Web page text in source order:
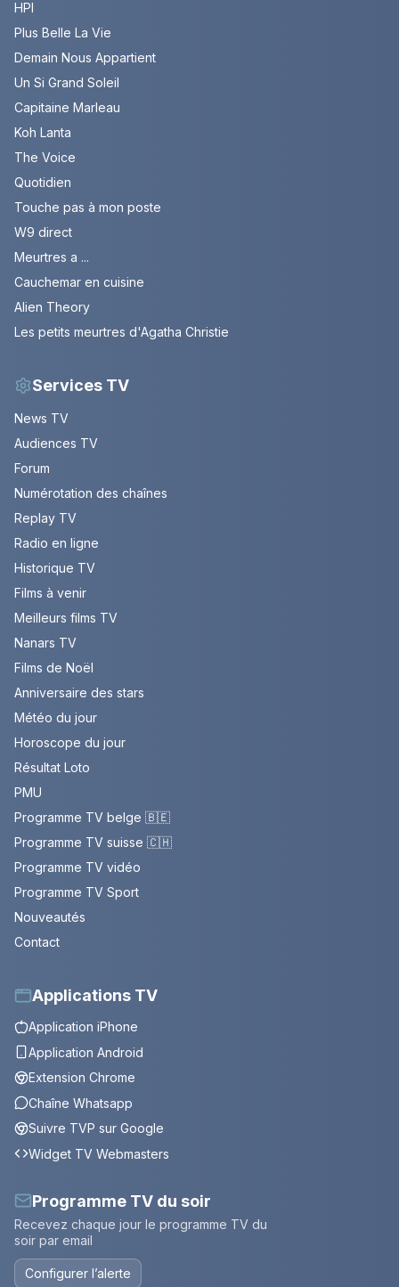
HPI
Plus Belle La Vie
Demain Nous Appartient
Un Si Grand Soleil
Capitaine Marleau
Koh Lanta
The Voice
Quotidien
Touche pas à mon poste
W9 direct
Meurtres a ...
Cauchemar en cuisine
Alien Theory
Les petits meurtres d'Agatha Christie
Services TV
News TV
Audiences TV
Forum
Numérotation des chaînes
Replay TV
Radio en ligne
Historique TV
Films à venir
Meilleurs films TV
Nanars TV
Films de Noël
Anniversaire des stars
Météo du jour
Horoscope du jour
Résultat Loto
PMU
Programme TV belge 🇧🇪
Programme TV suisse 🇨🇭
Programme TV vidéo
Programme TV Sport
Nouveautés
Contact
Applications TV
Application iPhone
Application Android
Extension Chrome
Chaîne Whatsapp
Suivre TVP sur Google
Widget TV Webmasters
Programme TV du soir
Recevez chaque jour le programme TV du
soir par email
Configurer l’alerte